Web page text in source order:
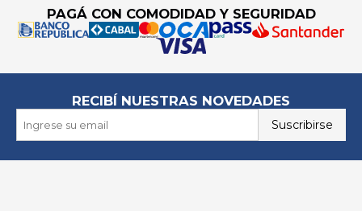
PAGÁ CON COMODIDAD Y SEGURIDAD
RECIBÍ NUESTRAS NOVEDADES
Suscribirse